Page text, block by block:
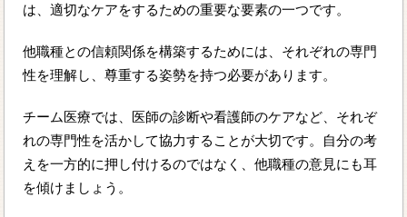
は、適切なケアをするための重要な要素の一つです。
他職種との信頼関係を構築するためには、それぞれの専門
性を理解し、尊重する姿勢を持つ必要があります。
チーム医療では、医師の診断や看護師のケアなど、それぞ
れの専門性を活かして協力することが大切です。自分の考
えを一方的に押し付けるのではなく、他職種の意見にも耳
を傾けましょう。